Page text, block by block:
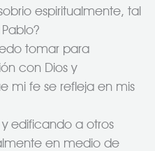
espiritualmente, tal
tomar para
con Dios y
mi fe se refleja en mis
edificando a otros
en medio de